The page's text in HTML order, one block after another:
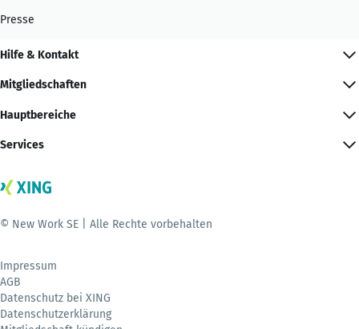
Presse
Hilfe & Kontakt
Mitgliedschaften
Hauptbereiche
Services
© New Work SE | Alle Rechte vorbehalten
Impressum
AGB
Datenschutz bei XING
Datenschutzerklärung